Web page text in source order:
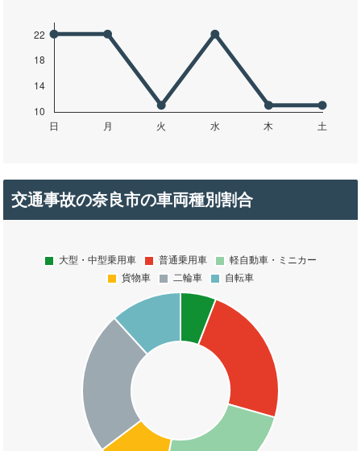
交通事故の奈良市の車両種別割合